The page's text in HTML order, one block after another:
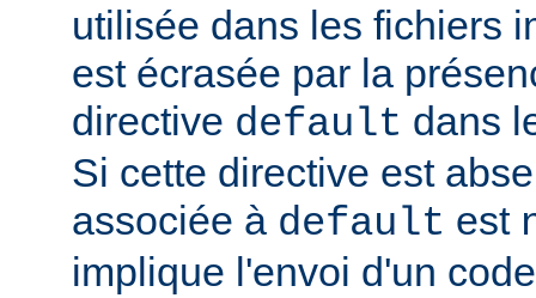
utilisée dans les fichiers
est écrasée par la
directive default dans
Si cette directive est
associée à default est
implique l'envoi d'un